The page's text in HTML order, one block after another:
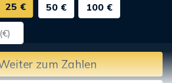
25 € 50 € 100 €
zum Zahlen